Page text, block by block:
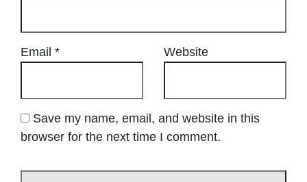
Email * Website
Save my name, email, and website in this
browser for the next time I comment.